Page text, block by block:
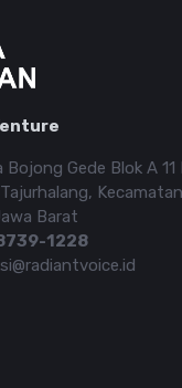
Gede Blok A 11
Barat
1228